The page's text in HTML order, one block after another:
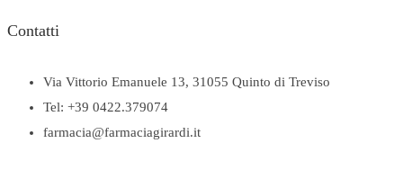
Contatti
Via Vittorio Emanuele 13, 31055 Quinto di Treviso
Tel: +39 0422.379074
farmacia@farmaciagirardi.it